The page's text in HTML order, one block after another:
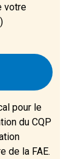
votre
pour le
du CQP
de la FAE.